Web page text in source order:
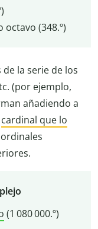
(348.º)
la serie de los
(por ejemplo,
añadiendo a
cardinal que lo
(1 080 000.º)